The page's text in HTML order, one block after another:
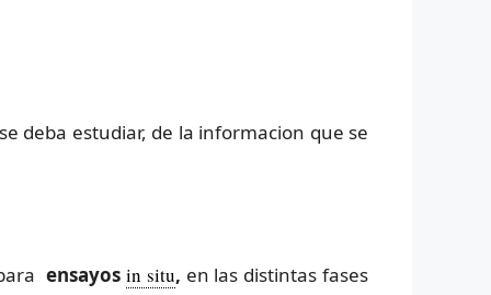
deba estudiar, de la informacion que se
ensayos in situ, en las distintas fases